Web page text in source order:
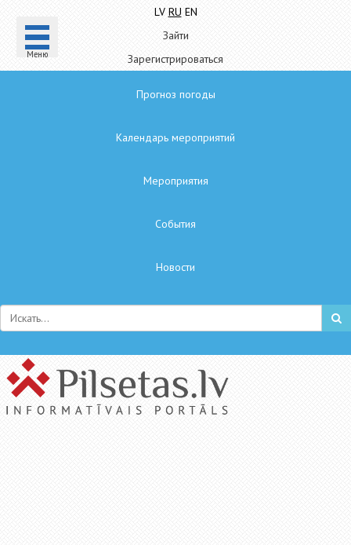
Mеню
LV RU EN
Зайти
Зарегистрироваться
Прогноз погоды
Календарь мероприятий
Мероприятия
Cобытия
Hовости